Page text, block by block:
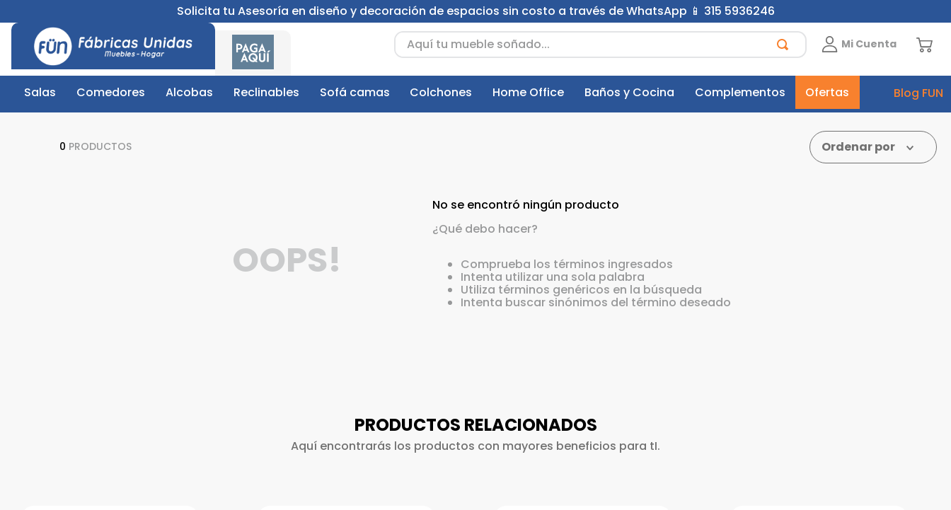
Solicita tu Asesoría en diseño y decoración de espacios sin costo a través de WhatsApp 📱 315 5936246
Aquí tu mueble soñado...
Mi Cuenta
Salas Comedores Alcobas Reclinables Sofá camas Colchones Home Office Baños y Cocina Complementos Ofertas Blog FUN
0 PRODUCTOS Ordenar por
OOPS!
No se encontró ningún producto
¿Qué debo hacer?
Comprueba los términos ingresados
Intenta utilizar una sola palabra
Utiliza términos genéricos en la búsqueda
Intenta buscar sinónimos del término deseado
PRODUCTOS RELACIONADOS
Aquí encontrarás los productos con mayores beneficios para tI.